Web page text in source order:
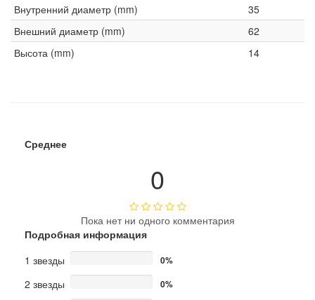
Внутренний диаметр (mm)
35
Внешний диаметр (mm)
62
Высота (mm)
14
Среднее
0
Пока нет ни одного комментария
Подробная информация
1 звезды
0%
2 звезды 0%